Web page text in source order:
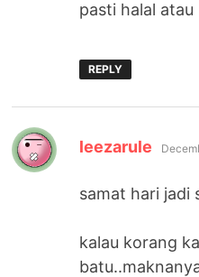
pasti halal atau
REPLY
leezarule says:
samat hari jadi
kalau korang